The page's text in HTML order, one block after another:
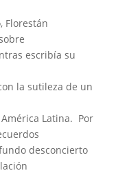
Florestán
escribía su
la sutileza de un
Latina. Por
desconcierto